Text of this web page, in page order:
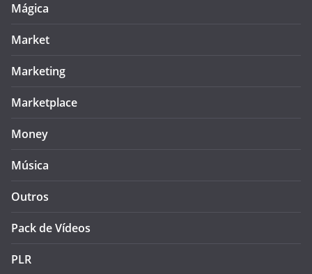
Mágica
Market
Marketing
Marketplace
Money
Música
Outros
Pack de Vídeos
PLR